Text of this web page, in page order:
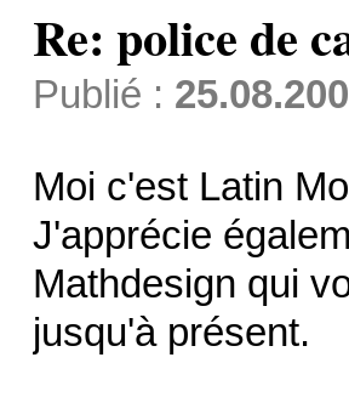
Re: police de
Publié :
Moi c'est Latin
J'apprécie
Mathdesign qui
jusqu'à présent.